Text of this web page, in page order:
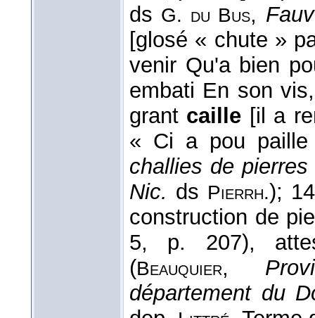
ds G. du Bus,
[glosé « chute »
venir Qu'a bien
embati En son
grant caille [il a
« Ci a pou paille
challies de pierres
Nic. ds Pierrh.);
construction de
5, p. 207),
(Beauquier,
département du